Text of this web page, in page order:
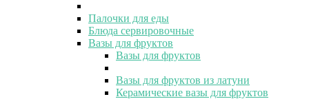
Палочки для еды
Блюда сервировочные
Вазы для фруктов
Вазы для фруктов
Вазы для фруктов из латуни
Керамические вазы для фруктов